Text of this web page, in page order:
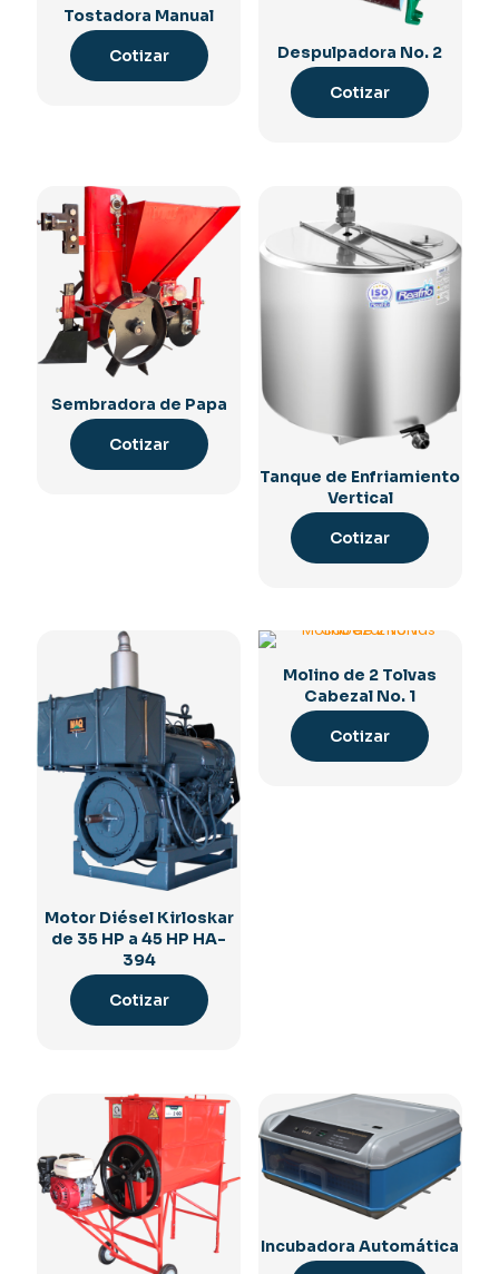
Tostadora Manual
Cotizar
Despulpadora No. 2
Cotizar
Sembradora de Papa
Cotizar
Tanque de Enfriamiento
Vertical
Cotizar
Motor Diésel Kirloskar
de 35 HP a 45 HP HA-
394
Cotizar
Molino de 2 Tolvas
Cabezal No. 1
Cotizar
Incubadora Automática